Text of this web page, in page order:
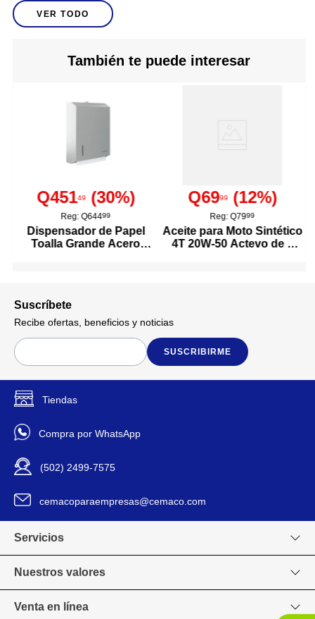
Marca
Presentación De Venta Individual
Unidad De Medida
Tipo De Conector
Para Uso Profesional
Cantidad de Piezas
Medida 3/8 plg
Tamaño Raíz
Tipo De Punta
Marca
Presentación De Venta Individual
Modelo
Incluye Estuche
VER TODO
También te puede interesar
Q45149 (30%)
Reg: Q64499
Dispensador de Papel
Toalla Grande Acero
Q6999 (12%)
Reg: Q7999
Aceite para Moto Sintético
4T 20W-50 Actevo de 1
Suscríbete
Recibe ofertas, beneficios y noticias
SUSCRIBIRME
Tiendas
Compra por WhatsApp
(502) 2499-7575
cemacoparaempresas@cemaco.com
Servicios
Nuestros valores
Venta en línea